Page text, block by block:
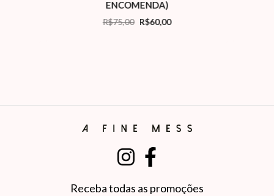
ENCOMENDA)
R$75,00 R$60,00
Receba todas as promoções